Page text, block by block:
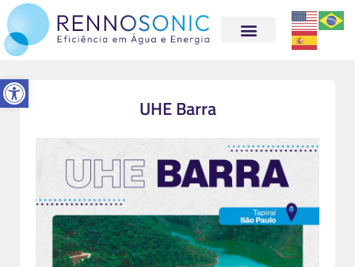
Abrir a barra de ferramentas
UHE Barra